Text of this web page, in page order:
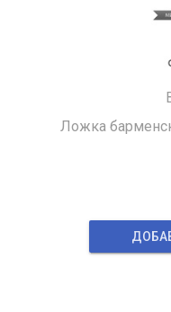
Ложка